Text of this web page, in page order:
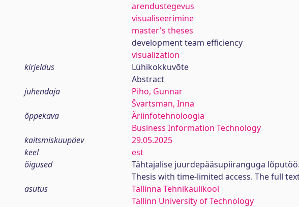
arendustegevus
visualiseerimine
master's theses
development team efficiency
visualization
kirjeldus
Lühikokkuvõte
Abstract
juhendaja
Piho, Gunnar
Švartsman, Inna
õppekava
Äriinfotehnoloogia
Business Information Technology
kaitsmiskuupäev
29.05.2025
keel
est
õigused
Tähtajalise juurdepääsupiiranguga
Thesis with time-limited access. The full
asutus
Tallinna Tehnikaülikool
Tallinn University of Technology